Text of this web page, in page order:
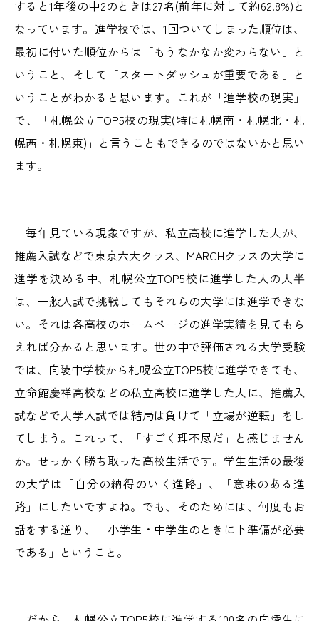
すると1年後の中2のときは27名(前年に対して約62.8%)と
なっています。進学校では、1回ついてしまった順位は、
最初に付いた順位からは「もうなかなか変わらない」と
いうこと、そして「スタートダッシュが重要である」と
いうことがわかると思います。これが「進学校の現実」
で、「札幌公立TOP5校の現実(特に札幌南・札幌北・札
幌西・札幌東)」と言うこともできるのではないかと思い
ます。
毎年見ている現象ですが、私立高校に進学した人が、
推薦入試などで東京六大クラス、MARCHクラスの大学に
進学を決める中、札幌公立TOP5校に進学した人の大半
は、一般入試で挑戦してもそれらの大学には進学できな
い。それは各高校のホームページの進学実績を見てもら
えれば分かると思います。世の中で評価される大学受験
では、向陵中学校から札幌公立TOP5校に進学できても、
立命館慶祥高校などの私立高校に進学した人に、推薦入
試などで大学入試では結局は負けて「立場が逆転」をし
てしまう。これって、「すごく理不尽だ」と感じません
か。せっかく勝ち取った高校生活です。学生生活の最後
の大学は「自分の納得のいく進路」、「意味のある進
路」にしたいですよね。でも、そのためには、何度もお
話をする通り、「小学生・中学生のときに下準備が必要
である」ということ。